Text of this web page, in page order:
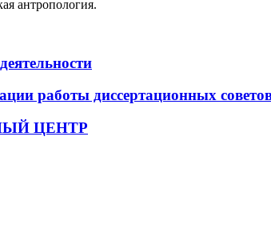
антропология.
работы диссертационных
ЦЕНТР